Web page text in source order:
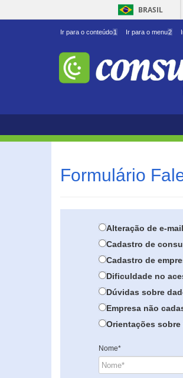
BRASIL
Ir para o conteúdo1 Ir para o menu2
Formulário
Alteração de e-
Cadastro de
Cadastro de
Dificuldade no
Dúvidas sobre
Empresa não
Orientações sobre
Nome*